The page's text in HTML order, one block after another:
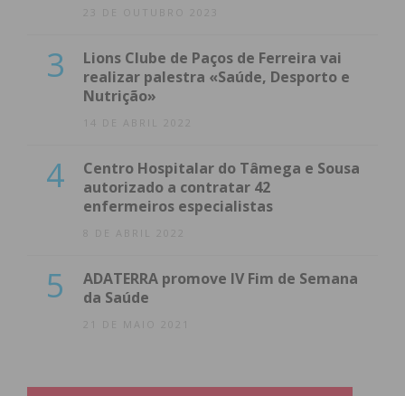
23 DE OUTUBRO 2023
3
Lions Clube de Paços de Ferreira vai
realizar palestra «Saúde, Desporto e
Nutrição»
14 DE ABRIL 2022
4
Centro Hospitalar do Tâmega e Sousa
autorizado a contratar 42
enfermeiros especialistas
8 DE ABRIL 2022
5
ADATERRA promove IV Fim de Semana
da Saúde
21 DE MAIO 2021